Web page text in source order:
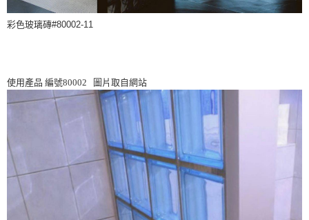
彩色玻璃磚#80002-11
使用產品 編號80002 圖片取自網站